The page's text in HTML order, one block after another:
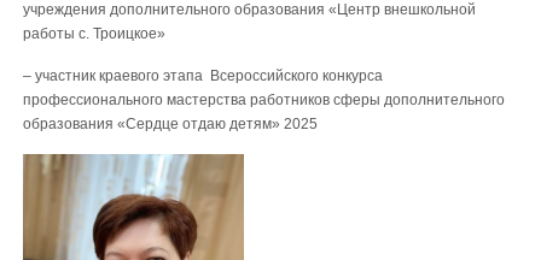
учреждения дополнительного образования «Центр внешкольной
работы с. Троицкое»
– участник краевого этапа Всероссийского конкурса
профессионального мастерства работников сферы дополнительного
образования «Сердце отдаю детям» 2025